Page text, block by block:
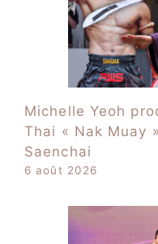
Michelle Yeoh
Thai « Nak Muay
Saenchai
6 août 2026